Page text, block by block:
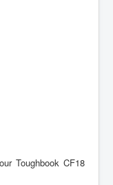
Toughbook CF18